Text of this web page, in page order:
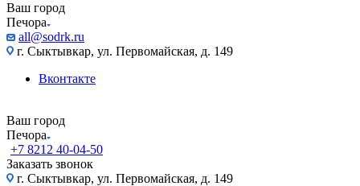
Ваш город
Печора
all@sodrk.ru
г. Сыктывкар, ул. Первомайская, д. 149
Вконтакте
Ваш город
Печора
+7 8212 40-04-50
Заказать звонок
г. Сыктывкар, ул. Первомайская, д. 149